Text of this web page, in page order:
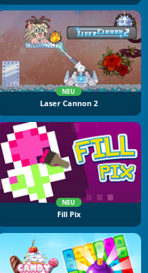
NEU
Laser Cannon 2
NEU
Fill Pix